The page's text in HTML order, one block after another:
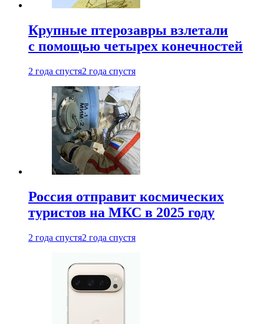
Крупные птерозавры взлетали
с помощью четырех конечностей
2 года спустя2 года спустя
Россия отправит космических
туристов на МКС в 2025 году
2 года спустя2 года спустя